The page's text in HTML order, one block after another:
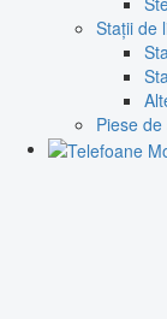
Stații de
Piese